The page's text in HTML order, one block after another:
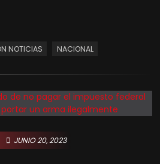
NOTICIAS NACIONAL
JUNIO 20, 2023